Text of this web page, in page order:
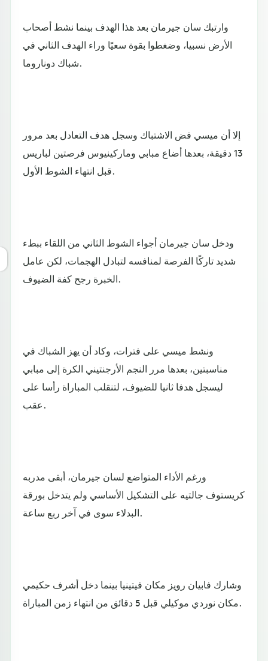
وارتبك سان جيرمان بعد هذا الهدف بينما نشط أصحاب
الأرض نسبيا، وضغطوا بقوة سعيًا وراء الهدف الثاني في
شباك دوناروما.
إلا أن ميسي فض الاشتباك وسجل هدف التعادل بعد مرور
13 دقيقة، بعدها أضاع مبابي وماركينيوس فرصتين لباريس
قبل انتهاء الشوط الأول.
ودخل سان جيرمان أجواء الشوط الثاني من اللقاء ببطء
شديد تاركًا الفرصة لمنافسه لتبادل الهجمات، لكن عامل
الخبرة رجح كفة الضيوف.
ونشط ميسي على فترات، وكاد أن يهز الشباك في
مناسبتين، بعدها مرر النجم الأرجنتيني الكرة إلى مبابي
ليسجل هدفا ثانيا للضيوف، لتنقلب المباراة رأسا على
عقب.
ورغم الأداء المتواضع لسان جيرمان، أبقى مدربه
كريستوف جالتيه على التشكيل الأساسي ولم يتدخل بورقة
البدلاء سوى في آخر ربع ساعة.
وشارك فابيان رويز مكان فيتينيا بينما دخل أشرف حكيمي
مكان نوردي موكيلي قبل 5 دقائق من انتهاء زمن المباراة.